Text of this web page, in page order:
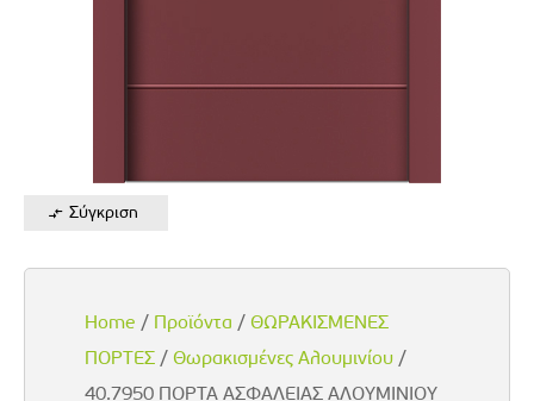
Σύγκριση
Home / Προϊόντα / ΘΩΡΑΚΙΣΜΕΝΕΣ
ΠΟΡΤΕΣ / Θωρακισμένες Αλουμινίου /
40.7950 ΠΟΡΤΑ ΑΣΦΑΛΕΙΑΣ ΑΛΟΥΜΙΝΙΟΥ